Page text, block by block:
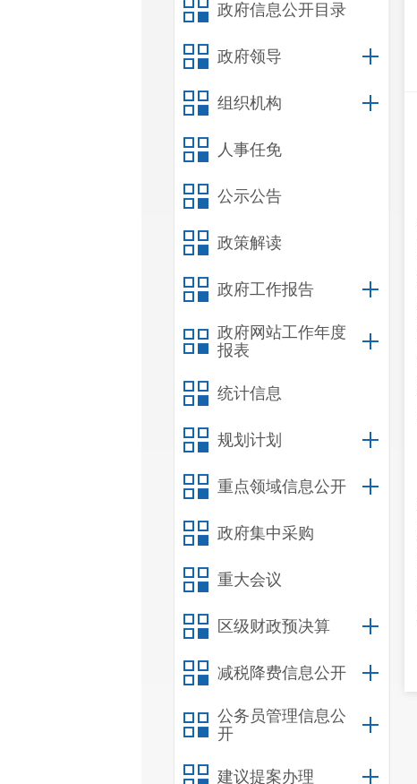
政府信息公开目录
政府领导
组织机构
人事任免
公示公告
政策解读
政府工作报告
政府网站工作年度
报表
统计信息
规划计划
重点领域信息公开
政府集中采购
重大会议
区级财政预决算
减税降费信息公开
公务员管理信息公
开
建议提案办理